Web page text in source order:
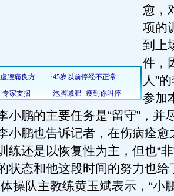
愈，
项的
到上
件，
人”
参加
小鹏的主要任务是“留守”，并
小鹏也告诉记者，在伤病痊愈
练还是以恢复性为主，但也“
状态和他这段时间的努力也给
操队主教练黄玉斌表示，“小